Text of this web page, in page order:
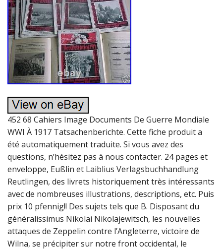
452 68 Cahiers Image Documents De Guerre Mondiale
WWI À 1917 Tatsachenberichte. Cette fiche produit a
été automatiquement traduite. Si vous avez des
questions, n’hésitez pas à nous contacter. 24 pages et
enveloppe, Eußlin et Laiblius Verlagsbuchhandlung
Reutlingen, des livrets historiquement très intéressants
avec de nombreuses illustrations, descriptions, etc. Puis
prix 10 pfennig!! Des sujets tels que B. Disposant du
généralissimus Nikolai Nikolajewitsch, les nouvelles
attaques de Zeppelin contre l’Angleterre, victoire de
Wilna, se précipiter sur notre front occidental, le